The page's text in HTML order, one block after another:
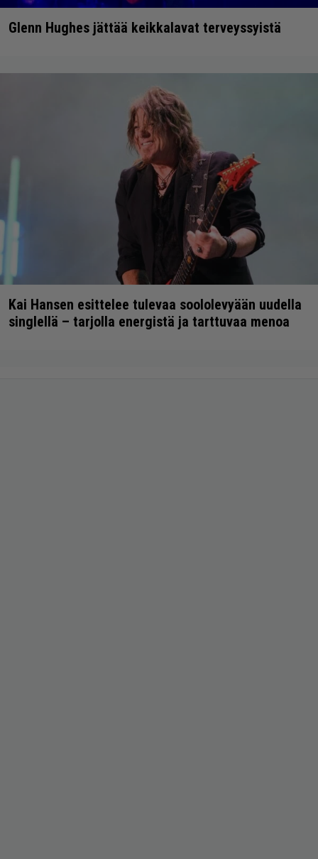
Glenn Hughes jättää keikkalavat terveyssyistä
Kai Hansen esittelee tulevaa soololevyään uudella
singlellä – tarjolla energistä ja tarttuvaa menoa